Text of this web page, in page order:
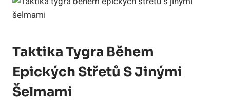
Taktika Tygra Během
Epických Střetů S Jinými
Šelmami